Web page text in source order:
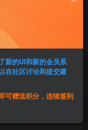
超级会员免费
登录购买
新的UI和新的会员系
在社区讨论和提交建
可赠送积分，连续签到